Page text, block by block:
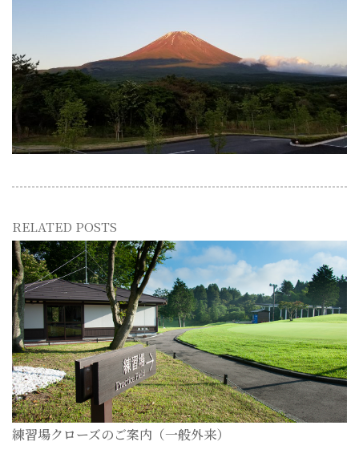
RELATED POSTS
練習場クローズのご案内（一般外来）